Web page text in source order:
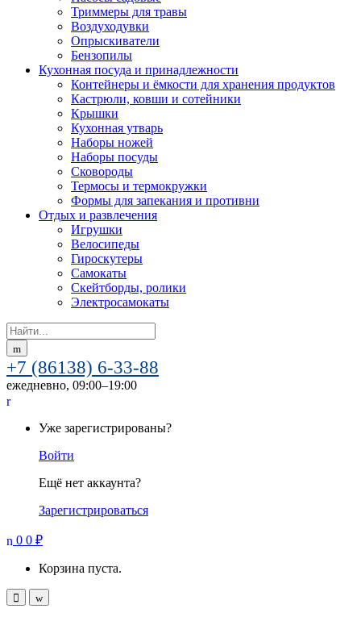
Триммеры для травы
Воздуходувки
Опрыскиватели
Бензопилы
Кухонная посуда и принадлежности
Контейнеры и ёмкости для хранения продуктов
Кастрюли, ковши и сотейники
Крышки
Кухонная утварь
Наборы ножей
Наборы посуды
Сковороды
Термосы и термокружки
Формы для запекания и противни
Отдых и развлечения
Игрушки
Велосипеды
Гироскутеры
Самокаты
Скейтборды, ролики
Электросамокаты
Search
for:
+7 (86138) 6-33-88
ежедневно, 09:00–19:00
Уже зарегистрированы?
Войти
Ещё нет аккаунта?
Зарегистрироваться
0 0 ₽
Корзина пуста.